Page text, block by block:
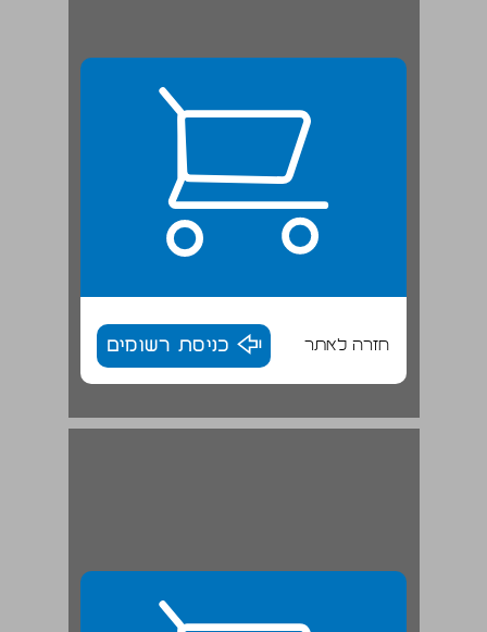
חזרה לאתר כניסת רשומים